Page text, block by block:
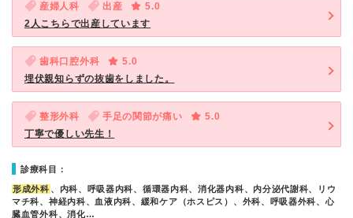
産婦人科 出産
5.0
2人こちらで出産しています
歯科口腔外科
5.0
埋伏親知らずの抜歯をしました。
整形外科 手足の関節が痛い
5.0
丁寧で優しい先生！
診療科目：
形成外科 、内科、呼吸器内科、循環器内科、消化器内科、内分泌代謝科、リウ
マチ科、神経内科、血液内科、緩和ケア（ホスピス）、外科、呼吸器外科、心
臓血管外科、消化…